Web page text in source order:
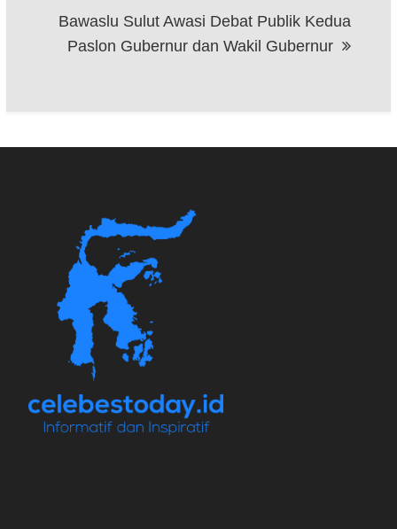
Bawaslu Sulut Awasi Debat Publik Kedua
Paslon Gubernur dan Wakil Gubernur